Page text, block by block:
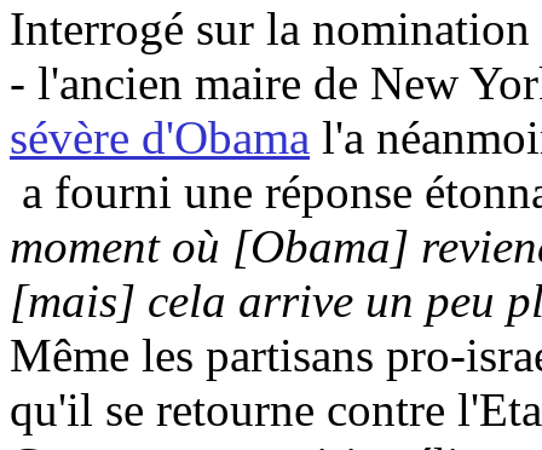
Interrogé sur la
- l'ancien maire de New
sévère d'Obama l'a
a fourni une réponse
moment où [Obama]
[mais] cela arrive un peu
Même les partisans pro-
qu'il se retourne contre